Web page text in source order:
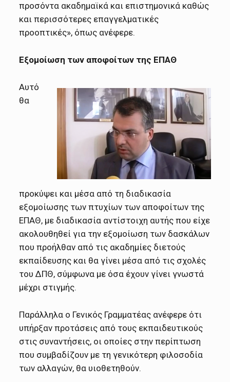
προσόντα ακαδημαϊκά και επιστημονικά καθώς
και περισσότερες επαγγελματικές
προοπτικές», όπως ανέφερε.
Εξομοίωση των αποφοίτων της ΕΠΑΘ
Αυτό
θα
προκύψει και μέσα από τη διαδικασία
εξομοίωσης των πτυχίων των αποφοίτων της
ΕΠΑΘ, με διαδικασία αντίστοιχη αυτής που είχε
ακολουθηθεί για την εξομοίωση των δασκάλων
που προήλθαν από τις ακαδημίες διετούς
εκπαίδευσης και θα γίνει μέσα από τις σχολές
του ΔΠΘ, σύμφωνα με όσα έχουν γίνει γνωστά
μέχρι στιγμής.
Παράλληλα ο Γενικός Γραμματέας ανέφερε ότι
υπήρξαν προτάσεις από τους εκπαιδευτικούς
στις συναντήσεις, οι οποίες στην περίπτωση
που συμβαδίζουν με τη γενικότερη φιλοσοδία
των αλλαγών, θα υιοθετηθούν.